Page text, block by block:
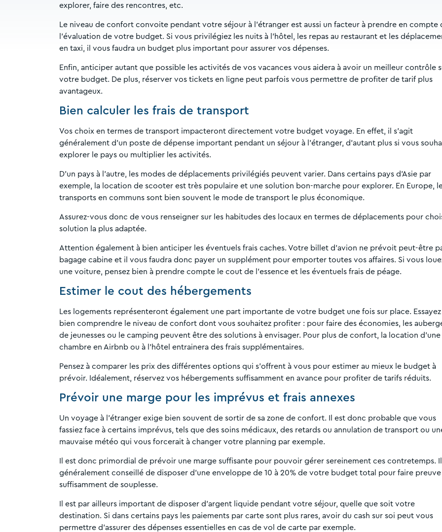
explorer, faire des rencontres, etc.
Le niveau de confort convoite pendant votre séjour à l’étranger est aussi un facteur à prendre en compte
l’évaluation de votre budget. Si vous privilégiez les nuits à l'hôtel, les repas au restaurant et les
en taxi, il vous faudra un budget plus important pour assurer vos dépenses.
Enfin, anticiper autant que possible les activités de vos vacances vous aidera à avoir un meilleur contrôle
votre budget. De plus, réserver vos tickets en ligne peut parfois vous permettre de profiter de tarif plus
avantageux.
Bien calculer les frais de transport
Vos choix en termes de transport impacteront directement votre budget voyage. En effet, il s’agit
généralement d’un poste de dépense important pendant un séjour à l’étranger, d’autant plus si vous
explorer le pays ou multiplier les activités.
D’un pays à l’autre, les modes de déplacements privilégiés peuvent varier. Dans certains pays d’Asie par
exemple, la location de scooter est très populaire et une solution bon-marche pour explorer. En Europe,
transports en communs sont bien souvent le mode de transport le plus économique.
Assurez-vous donc de vous renseigner sur les habitudes des locaux en termes de déplacements pour
solution la plus adaptée.
Attention également à bien anticiper les éventuels frais caches. Votre billet d’avion ne prévoit peut-être
bagage cabine et il vous faudra donc payer un supplément pour emporter toutes vos affaires. Si vous
une voiture, pensez bien à prendre compte le cout de l’essence et les éventuels frais de péage.
Estimer le cout des hébergements
Les logements représenteront également une part importante de votre budget une fois sur place.
bien comprendre le niveau de confort dont vous souhaitez profiter : pour faire des économies, les
de jeunesses ou le camping peuvent être des solutions à envisager. Pour plus de confort, la location d’une
chambre en Airbnb ou à l’hôtel entrainera des frais supplémentaires.
Pensez à comparer les prix des différentes options qui s’offrent à vous pour estimer au mieux le budget à
prévoir. Idéalement, réservez vos hébergements suffisamment en avance pour profiter de tarifs réduits.
Prévoir une marge pour les imprévus et frais annexes
Un voyage à l’étranger exige bien souvent de sortir de sa zone de confort. Il est donc probable que vous
fassiez face à certains imprévus, tels que des soins médicaux, des retards ou annulation de transport ou
mauvaise météo qui vous forcerait à changer votre planning par exemple.
Il est donc primordial de prévoir une marge suffisante pour pouvoir gérer sereinement ces contretemps.
généralement conseillé de disposer d’une enveloppe de 10 à 20% de votre budget total pour faire
suffisamment de souplesse.
Il est par ailleurs important de disposer d’argent liquide pendant votre séjour, quelle que soit votre
destination. Si dans certains pays les paiements par carte sont plus rares, avoir du cash sur soi peut vous
permettre d’assurer des dépenses essentielles en cas de vol de carte par exemple.